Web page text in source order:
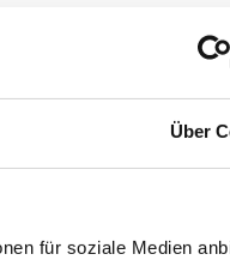
Über
für soziale Medien